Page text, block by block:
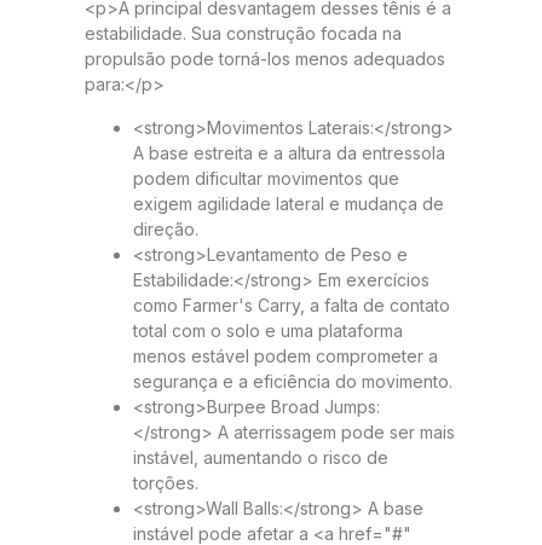
<p>A principal desvantagem desses tênis é a
estabilidade. Sua construção focada na
propulsão pode torná-los menos adequados
para:</p>
<strong>Movimentos Laterais:</strong>
A base estreita e a altura da entressola
podem dificultar movimentos que
exigem agilidade lateral e mudança de
direção.
<strong>Levantamento de Peso e
Estabilidade:</strong> Em exercícios
como Farmer's Carry, a falta de contato
total com o solo e uma plataforma
menos estável podem comprometer a
segurança e a eficiência do movimento.
<strong>Burpee Broad Jumps:
</strong> A aterrissagem pode ser mais
instável, aumentando o risco de
torções.
<strong>Wall Balls:</strong> A base
instável pode afetar a <a href="#"